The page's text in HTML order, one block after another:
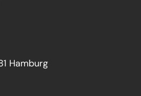
Hamburg